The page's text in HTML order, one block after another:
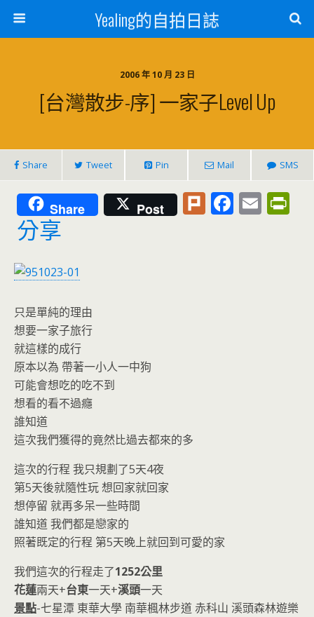
Yealing的自拍日誌
2006 年 10 月 23 日
[台灣散步-序] 一家子level Up
Share Tweet Pin Mail SMS
Share Post Pl F E
分享
只是單純的理由
想要一家子旅行
就這樣的成行
原本以為 帶著一小人一中狗
可能會想吃的吃不到
想看的看不過癮
誰知道
這次我們獲得的竟然比過去都來的多
這次的行程 我只規劃了5天4夜
第5天後就隨性玩 想回家就回家
想停留 就再多呆一些時間
誰知道 我們都是戀家的
照著既定的行程 第5天晚上就回到可愛的家
我們這次的行程走了1252公里
花蓮兩天+台東一天+溪頭一天
景點-七星潭 東華大學 南華楓林步道 赤科山 溪頭森林遊樂